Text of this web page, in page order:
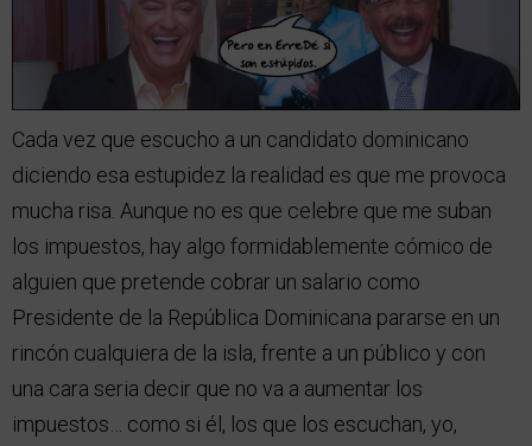
Cada vez que escucho a un candidato dominicano
diciendo esa estupidez la realidad es que me provoca
mucha risa. Aunque no es que celebre que me suban
los impuestos, hay algo formidablemente cómico de
alguien que pretende cobrar un salario como
Presidente de la República Dominicana pararse en un
rincón cualquiera de la isla, frente a un público y con
una cara seria decir que no va a aumentar los
impuestos… como si él, los que los escuchan, yo,